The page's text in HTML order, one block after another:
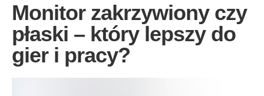
Monitor zakrzywiony czy
płaski – który lepszy do
gier i pracy?